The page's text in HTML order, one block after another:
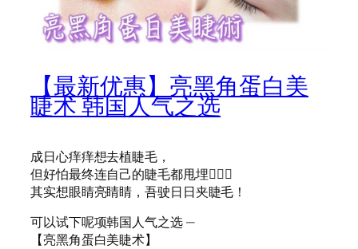
【最新优惠】亮黑角蛋白美
睫术 韩国人气之选
成日心痒痒想去植睫毛，
但好怕最终连自己的睫毛都甩埋🤦🏻‍♀️
其实想眼睛亮睛睛，吾驶日日夹睫毛！
可以试下呢项韩国人气之选 —
【亮黑角蛋白美睫术】